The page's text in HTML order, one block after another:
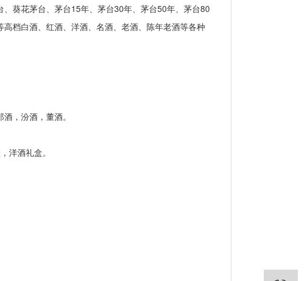
葵花茅台、茅台15年、茅台30年、茅台50年、茅台80
档白酒、红酒、洋酒、名酒、老酒、陈年老酒等各种
，汾酒，董酒。
酒礼盒。